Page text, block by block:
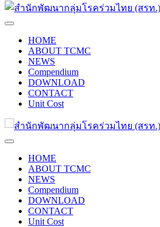
HOME
ABOUT TCMC
NEWS
Compendium
DOWNLOAD
CONTACT
Unit Cost
HOME
ABOUT TCMC
NEWS
Compendium
DOWNLOAD
CONTACT
Unit Cost